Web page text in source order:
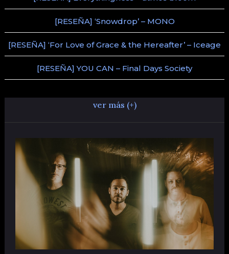
[RESEÑA] ‘Snowdrop’ – MONO
[RESEÑA] ‘For Love of Grace & the Hereafter’ – Iceage
[RESEÑA] YOU CAN – Final Days Society
ver más (+)